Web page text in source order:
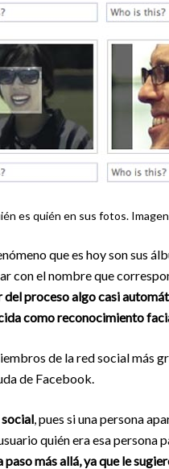
es quién en sus fotos.
que es hoy son sus
con el nombre que
proceso algo casi
como reconocimiento
de la red social más
de Facebook.
, pues si una persona
quién era esa persona
pasomás allá, ya que le